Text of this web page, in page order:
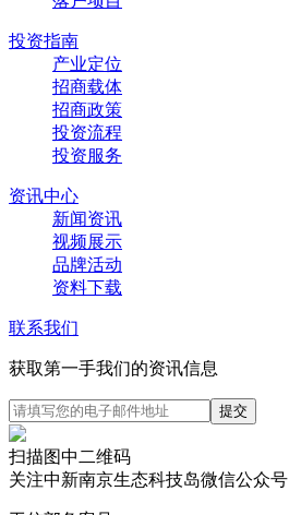
投资指南
产业定位
招商载体
招商政策
投资流程
投资服务
资讯中心
新闻资讯
视频展示
品牌活动
资料下载
联系我们
获取第一手我们的资讯信息
扫描图中二维码
关注中新南京生态科技岛微信公众号